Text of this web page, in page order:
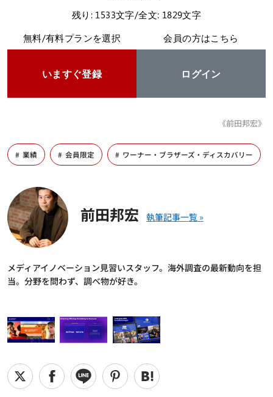
残り: 1533文字/全文: 1829文字
無料/有料プランを選択
いますぐ登録
会員の方はこちら
ログイン
《前田邦宏》
業績 会員限定 ワーナー・ブラザーズ・ディスカバリー
前田邦宏
メディアイノベーション見習いスタッフ。海外調査の最新動向を担
当。分野を問わず、調べ物が好き。